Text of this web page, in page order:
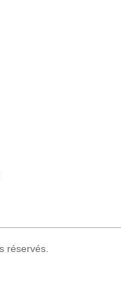
réservés.